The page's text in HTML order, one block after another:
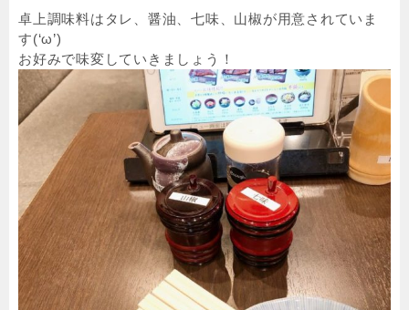
卓上調味料はタレ、醤油、七味、山椒が用意されていま
す(‘ω’)
お好みで味変していきましょう！